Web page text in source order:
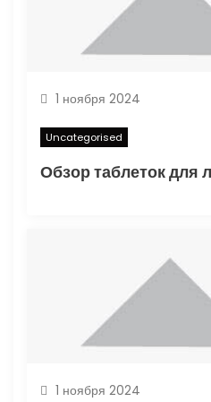
1 ноября 2024
Uncategorised
Обзор таблеток для
1 ноября 2024